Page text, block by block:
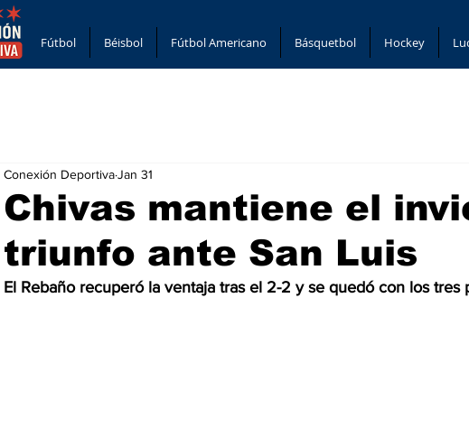
Fútbol Béisbol Fútbol Americano Básquetbol Hockey
Chivas mantiene el
triunfo ante San Luis
Conexión DeportivaJan 31
El Rebaño recuperó la ventaja tras el 2-2 y se quedó con los tres